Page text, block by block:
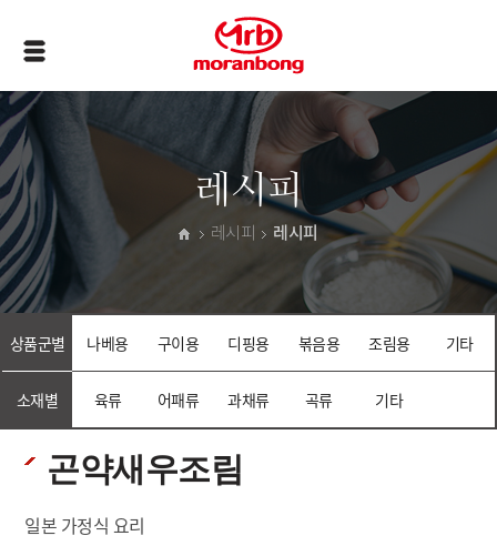
레시피
레시피 레시피
상품군별 나베용 구이용 디핑용 볶음용 조림용 기타
소재별 육류 어패류 과채류 곡류 기타
곤약새우조림
일본 가정식 요리